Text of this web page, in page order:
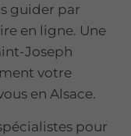
guider par
en ligne. Une
Joseph
votre
en Alsace.
pour